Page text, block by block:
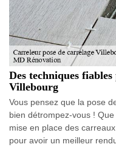
Des techniques
Villebourg
Vous pensez que la pose
bien détrompez-vous !
mise en place des
pour avoir un meilleur